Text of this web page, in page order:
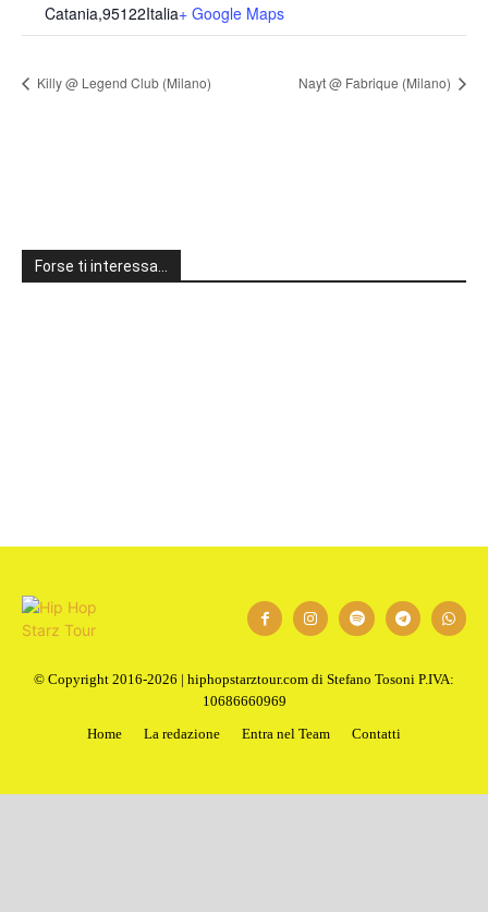
Catania,95122Italia+ Google Maps
Killy @ Legend Club (Milano) Nayt @ Fabrique (Milano)
Forse ti interessa…
1
© Copyright 2016-2026 | hiphopstarztour.com di Stefano Tosoni P.IVA:
10686660969
Home
La redazione Entra nel Team Contatti